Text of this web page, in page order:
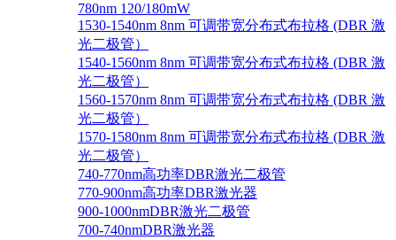
780nm 120/180mW
1530-1540nm 8nm 可调带宽分布式布拉格 (DBR 激
光二极管）
1540-1560nm 8nm 可调带宽分布式布拉格 (DBR 激
光二极管）
1560-1570nm 8nm 可调带宽分布式布拉格 (DBR 激
光二极管）
1570-1580nm 8nm 可调带宽分布式布拉格 (DBR 激
光二极管）
740-770nm高功率DBR激光二极管
770-900nm高功率DBR激光器
900-1000nmDBR激光二极管
700-740nmDBR激光器